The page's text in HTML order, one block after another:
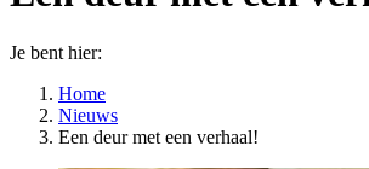
Je bent hier:
Home
Nieuws
Een deur met een verhaal!